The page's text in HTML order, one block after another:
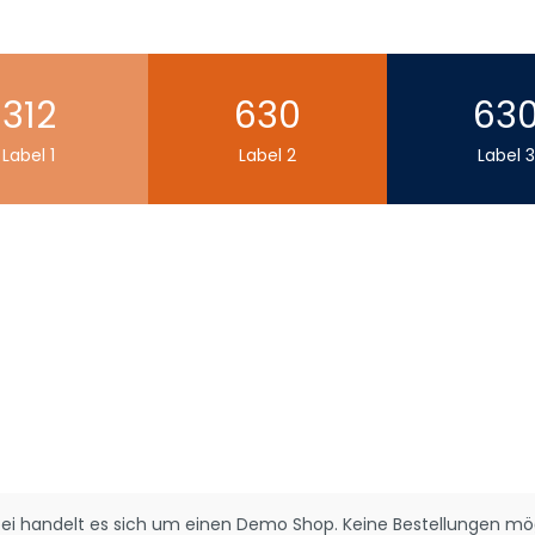
312
Label 1
763
Label 2 Label 3
handelt es sich um einen Demo Shop. Keine Bestellungen